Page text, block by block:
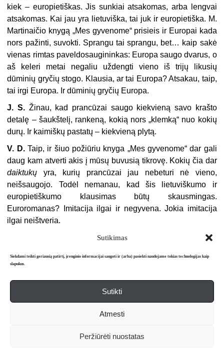
Sutikimas
Siekdami teikti geriausią patirtį, įrenginio informacijai saugoti ir (arba) pasiekti naudojame tokias technologijas kaip
slapukus.
Sutikti
Atmesti
Peržiūrėti nuostatas
kiek – europietiškas. Jis sunkiai atsakomas, arba lengvai
atsakomas. Kai jau yra lietuviška, tai juk ir europietiška. M.
Martinaičio knygą „Mes gyvenome“ prisieis ir Europai kada
nors pažinti, suvokti. Sprangu tai sprangu, bet… kaip sakė
vienas rimtas paveldosaugininkas: Europa saugo dvarus, o
aš keleri metai negaliu uždengti vieno iš trijų likusių
dūminių gryčių stogo. Klausia, ar tai Europa? Atsakau, taip,
tai irgi Europa. Ir dūminių gryčių Europa.
J. S. Žinau, kad prancūzai saugo kiekvieną savo krašto
detalę – šaukštelį, rankeną, kokią nors „klemką“ nuo kokių
durų. Ir kaimiškų pastatų – kiekvieną plytą.
V. D.Taip, ir šiuo požiūriu knyga „Mes gyvenome“ dar gali
daug kam atverti akis į mūsų buvusią tikrovę. Kokių čia dar
daiktukų yra, kurių prancūzai jau nebeturi nė vieno,
neišsaugojo. Todėl nemanau, kad šis lietuviškumo ir
europietiškumo klausimas būtų skausmingas.
Euroromanas? Imitacija ilgai ir negyvena. Jokia imitacija
ilgai neištveria.
Aš irgi manau, kad penketukų
priskirti prie rinkos visuomenės reiškinių ir šiaip prie
pasakome apie vertybes, paminime kūrinius, kurie
žaidimas, iš dalies – rinkos visuomenės reiškinys, aptarti